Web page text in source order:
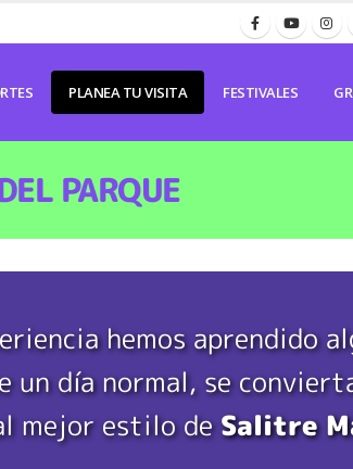
PLANEA TU VISITA FESTIVALES
PARQUE
hemos aprendido
un día normal, se
mejor estilo deSalitre